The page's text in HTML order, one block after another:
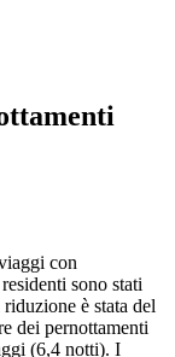
con
sono stati
è stata del
dei pernottamenti
(6,4 notti). I